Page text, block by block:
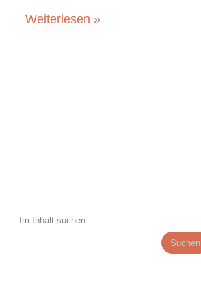
Kinder
Weiterlesen »
Im Inhalt suchen
Suchen